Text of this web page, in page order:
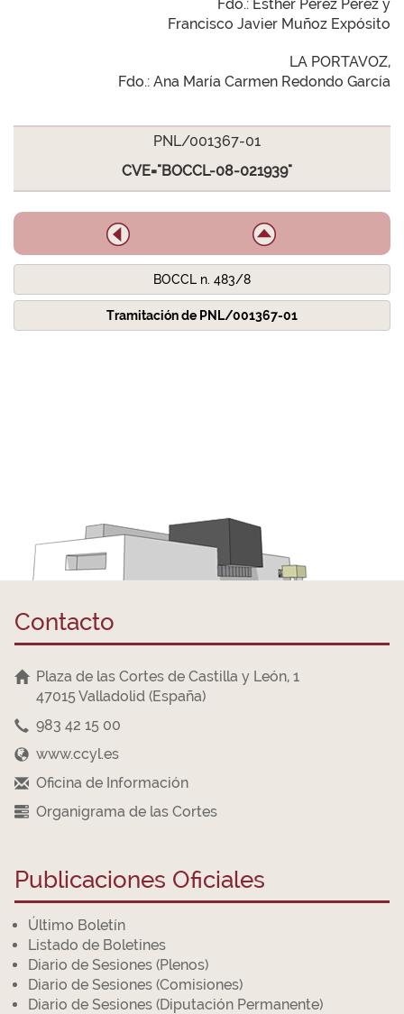
Fdo.: Esther Pérez Pérez y
Francisco Javier Muñoz Expósito
LA PORTAVOZ,
Fdo.: Ana María Carmen Redondo García
PNL/001367-01
CVE="BOCCL-08-021939"
BOCCL n. 483/8
Tramitación de PNL/001367-01
Contacto
Plaza de las Cortes de Castilla y León, 1
47015 Valladolid (España)
983 42 15 00
www.ccyl.es
Oficina de Información
Organigrama de las Cortes
Publicaciones Oficiales
Último Boletín
Listado de Boletines
Diario de Sesiones (Plenos)
Diario de Sesiones (Comisiones)
Diario de Sesiones (Diputación Permanente)